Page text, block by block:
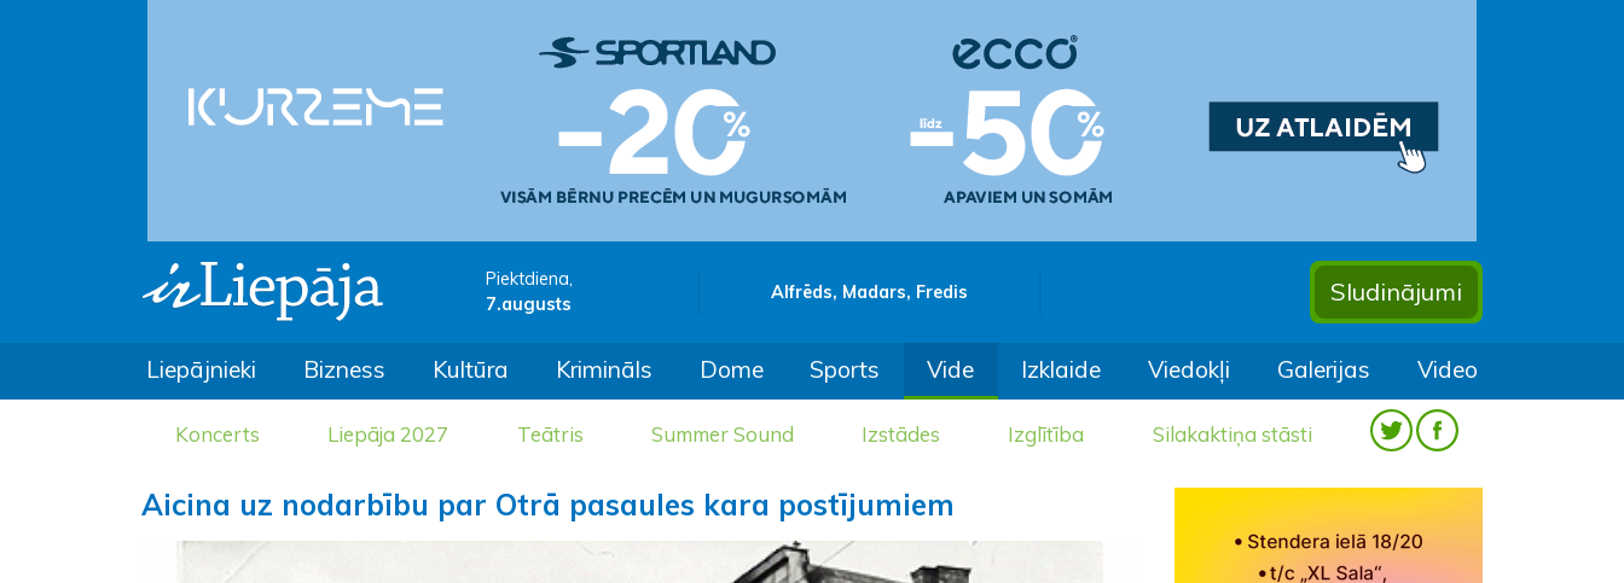
Piektdiena,
7.augusts
Alfrēds, Madars, Fredis Sludinājumi
Liepājnieki Bizness Kultūra Krimināls Dome Sports Vide Izklaide Viedokļi Galerijas Video
Koncerts Liepāja 2027 Teātris Summer Sound Izstādes Izglītība Silakaktiņa stāsti
Aicina uz nodarbību par Otrā pasaules kara postījumiem